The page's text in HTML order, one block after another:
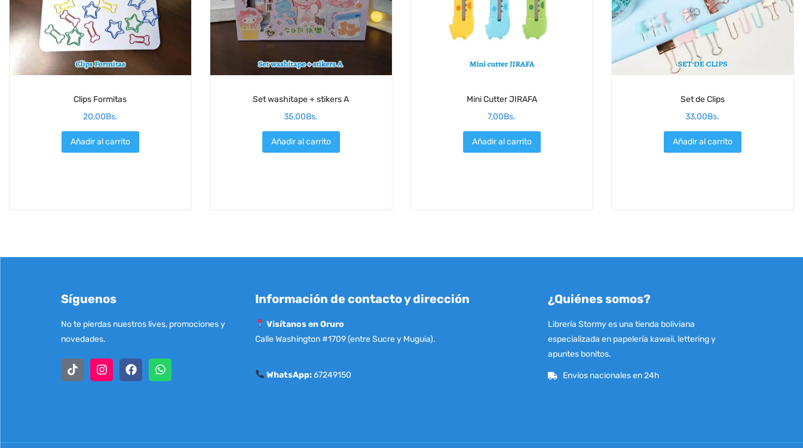
Clips Formitas
20,00Bs.
Añadir al carrito
Set washitape + stikers A
35,00Bs.
Añadir al carrito
Mini Cutter JIRAFA
7,00Bs.
Añadir al carrito
Set de Clips
33,00Bs.
Añadir al carrito
Síguenos
No te pierdas nuestros lives, promociones y
novedades.
Información de contacto y dirección
Visítanos en Oruro
Calle Washington #1709 (entre Sucre y Muguia).
WhatsApp:67249150
¿Quiénes somos?
Librería Stormy es una tienda boliviana
especializada en papelería kawaii, lettering y
apuntes bonitos.
Envíos nacionales en 24h